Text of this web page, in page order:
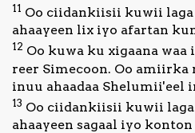
11 Oo ciidankiisii kuwii
ahaayeen lix iyo afartan
12 Oo kuwa ku xigaana
reer Simecoon. Oo amiirka
inuu ahaadaa Shelumii'eel
13 Oo ciidankiisii kuwii
ahaayeen sagaal iyo